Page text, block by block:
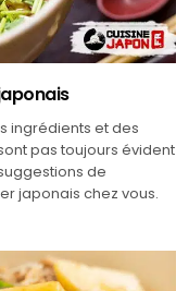
ingrédients et des
pas toujours évident
de
japonais chez vous.